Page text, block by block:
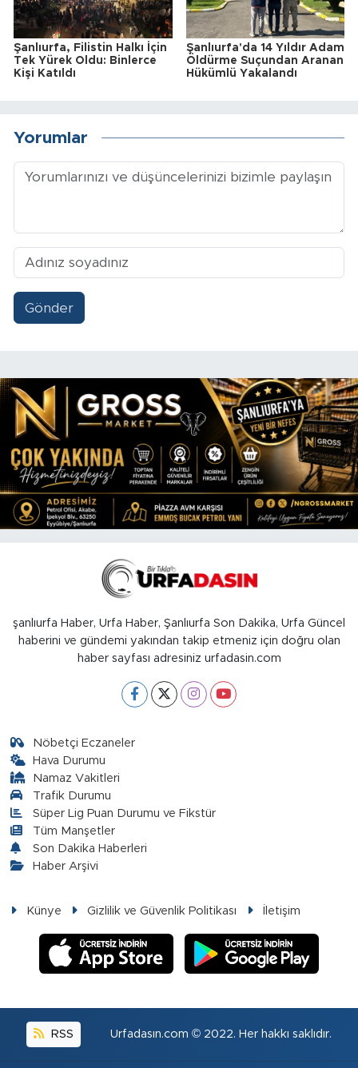
Şanlıurfa, Filistin Halkı İçin
Tek Yürek Oldu: Binlerce
Kişi Katıldı
Şanlıurfa'da 14 Yıldır Adam
Öldürme Suçundan Aranan
Hükümlü Yakalandı
Yorumlar
Gönder
şanlıurfa Haber, Urfa Haber, Şanlıurfa Son Dakika, Urfa Güncel
haberini ve gündemi yakından takip etmeniz için doğru olan
haber sayfası adresiniz urfadasin.com
Nöbetçi Eczaneler
Hava Durumu
Namaz Vakitleri
Trafik Durumu
Süper Lig Puan Durumu ve Fikstür
Tüm Manşetler
Son Dakika Haberleri
Haber Arşivi
Künye Gizlilik ve Güvenlik Politikası İletişim
RSS Urfadasın.com © 2022. Her hakkı saklıdır.